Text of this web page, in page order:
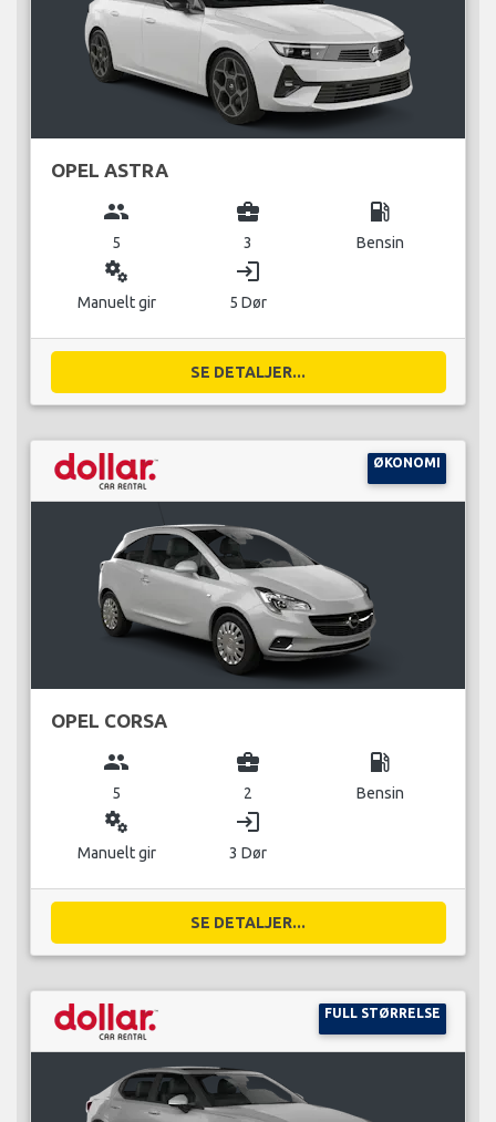
OPEL ASTRA
group
5
business_center
3
local_gas_station
Bensin
miscellaneous_services
Manuelt gir
login
5 Dør
SE DETALJER...
ØKONOMI
OPEL CORSA
group
5
business_center
2
local_gas_station
Bensin
miscellaneous_services
Manuelt gir
login
3 Dør
SE DETALJER...
FULL STØRRELSE